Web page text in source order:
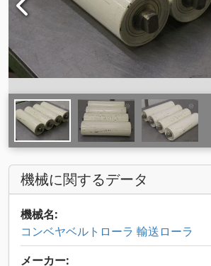
機械に関するデータ
機械名:
コンベヤベルトローラ 輸送ローラ
メーカー: